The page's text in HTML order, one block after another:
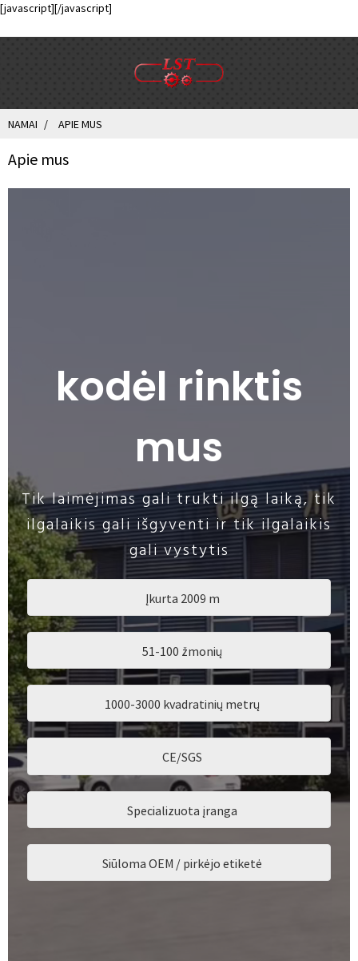
[javascript][/javascript]
NAMAI APIE MUS
Apie mus
kodėl rinktis
mus
Tik laimėjimas gali trukti ilgą laiką, tik
ilgalaikis gali išgyventi ir tik ilgalaikis
gali vystytis
Įkurta 2009 m
51-100 žmonių
1000-3000 kvadratinių metrų
CE/SGS
Specializuota įranga
Siūloma OEM / pirkėjo etiketė